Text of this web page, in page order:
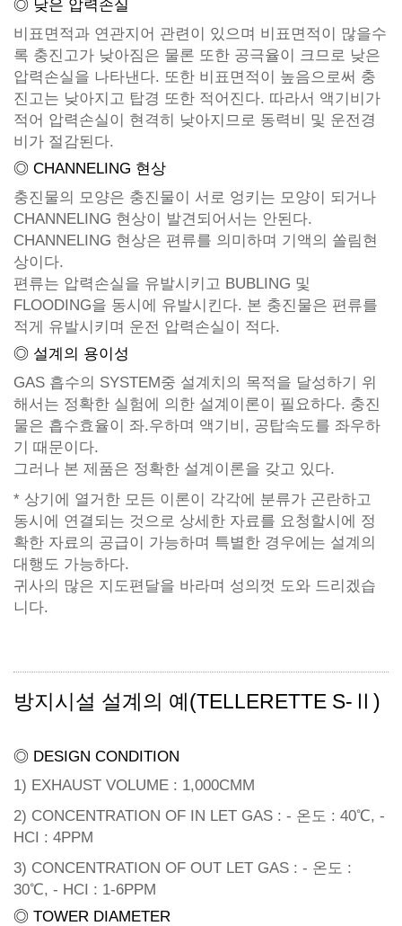
◎ 낮은 압력손실
비표면적과 연관지어 관련이 있으며 비표면적이 많을수
록 충진고가 낮아짐은 물론 또한 공극율이 크므로 낮은
압력손실을 나타낸다. 또한 비표면적이 높음으로써 충
진고는 낮아지고 탑경 또한 적어진다. 따라서 액기비가
적어 압력손실이 현격히 낮아지므로 동력비 및 운전경
비가 절감된다.
◎ CHANNELING 현상
충진물의 모양은 충진물이 서로 엉키는 모양이 되거나
CHANNELING 현상이 발견되어서는 안된다.
CHANNELING 현상은 편류를 의미하며 기액의 쏠림현
상이다.
편류는 압력손실을 유발시키고 BUBLING 및
FLOODING을 동시에 유발시킨다. 본 충진물은 편류를
적게 유발시키며 운전 압력손실이 적다.
◎ 설계의 용이성
GAS 흡수의 SYSTEM중 설계치의 목적을 달성하기 위
해서는 정확한 실험에 의한 설계이론이 필요하다. 충진
물은 흡수효율이 좌.우하며 액기비, 공탑속도를 좌우하
기 때문이다.
그러나 본 제품은 정확한 설계이론을 갖고 있다.
* 상기에 열거한 모든 이론이 각각에 분류가 곤란하고
동시에 연결되는 것으로 상세한 자료를 요청할시에 정
확한 자료의 공급이 가능하며 특별한 경우에는 설계의
대행도 가능하다.
귀사의 많은 지도편달을 바라며 성의껏 도와 드리겠습
니다.
방지시설 설계의 예(TELLERETTE S-Ⅱ)
◎ DESIGN CONDITION
1) EXHAUST VOLUME : 1,000CMM
2) CONCENTRATION OF IN LET GAS : - 온도 : 40℃, -
HCI : 4PPM
3) CONCENTRATION OF OUT LET GAS : - 온도 :
30℃, - HCI : 1-6PPM
◎ TOWER DIAMETER